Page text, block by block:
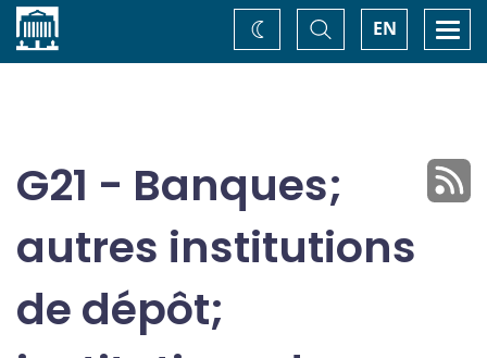
Accueil EN
Basculer
la
recherche
Changez
de
G21 - Banques;
autres institutions
de dépôt;